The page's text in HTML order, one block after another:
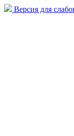
Версия для